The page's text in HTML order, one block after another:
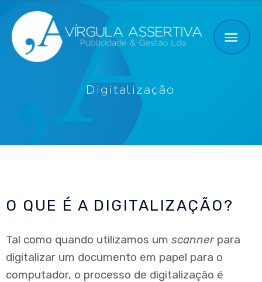
Digitalização
O QUE É A DIGITALIZAÇÃO?
Tal como quando utilizamos um scannerpara
digitalizar um documento em papel para o
computador, o processo de digitalização é